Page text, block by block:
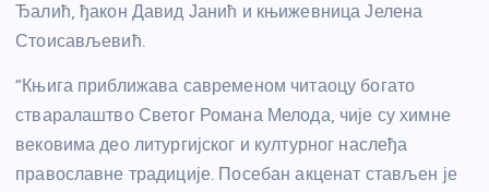
Ђалић, ђакон Давид Јанић и књижевница Јелена
Стоисављевић.
“Књига приближава савременом читаоцу богато
стваралаштво Светог Романа Мелода, чије су химне
вековима део литургијског и културног наслеђа
православне традиције. Посебан акценат стављен је